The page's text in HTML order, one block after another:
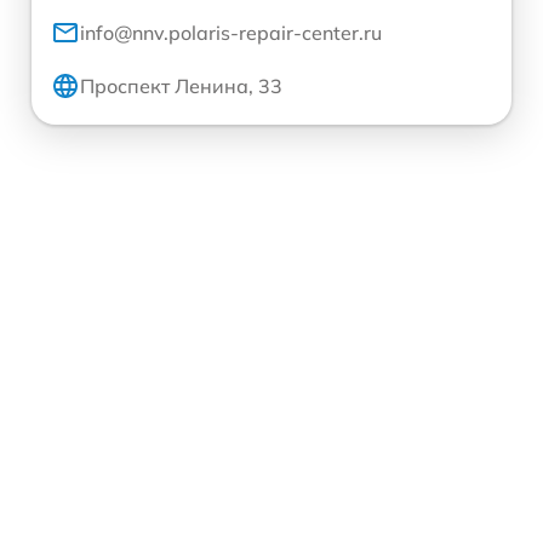
info@nnv.polaris-repair-center.ru
Проспект Ленина, 33